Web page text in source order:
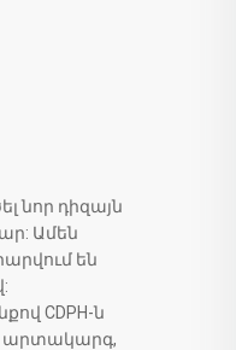
նոր դիզայն
Ամեն
են
CDPH-ն
արտակարգ,